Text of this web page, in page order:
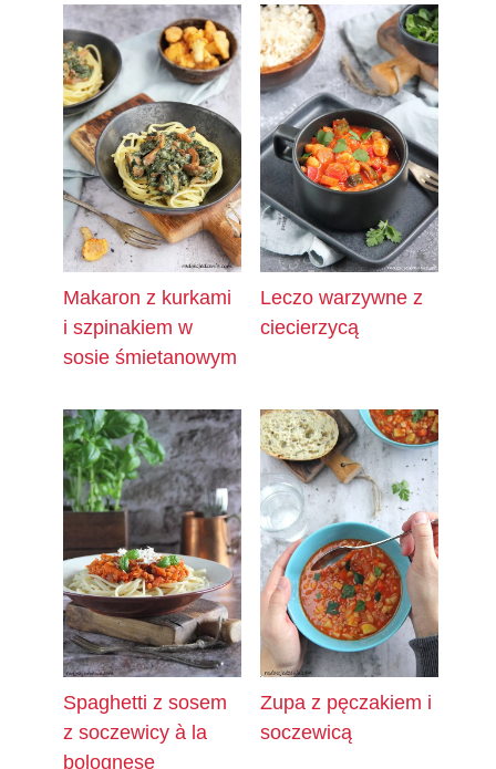
Makaron z kurkami
i szpinakiem w
sosie śmietanowym
Leczo warzywne z
ciecierzycą
Spaghetti z sosem
z soczewicy à la
bolognese
Zupa z pęczakiem i
soczewicą